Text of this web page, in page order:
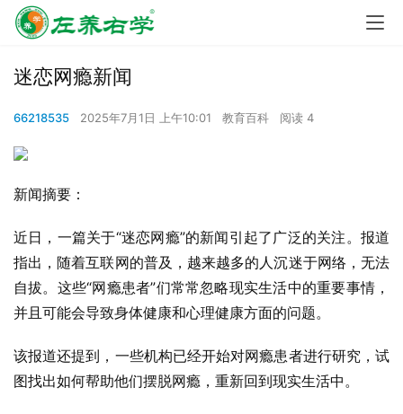
迷恋网瘾新闻
66218535 2025年7月1日 上午10:01 教育百科 阅读 4
新闻摘要：
近日，一篇关于“迷恋网瘾”的新闻引起了广泛的关注。报道
指出，随着互联网的普及，越来越多的人沉迷于网络，无法
自拔。这些“网瘾患者”们常常忽略现实生活中的重要事情，
并且可能会导致身体健康和心理健康方面的问题。
该报道还提到，一些机构已经开始对网瘾患者进行研究，试
图找出如何帮助他们摆脱网瘾，重新回到现实生活中。